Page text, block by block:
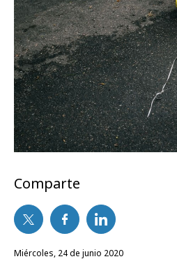
Comparte
miércoles, 24 de junio 2020